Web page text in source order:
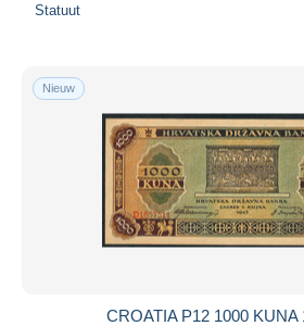
Statuut
Nieuw
CROATIA P12 1000 KUNA